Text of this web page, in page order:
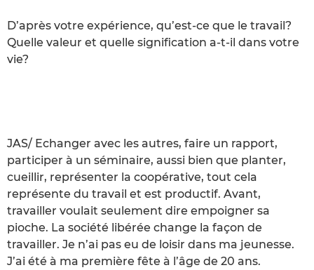
D’après votre expérience, qu’est-ce que le travail?
Quelle valeur et quelle signification a-t-il dans votre
vie?
JAS/ Echanger avec les autres, faire un rapport,
participer à un séminaire, aussi bien que planter,
cueillir, représenter la coopérative, tout cela
représente du travail et est productif. Avant,
travailler voulait seulement dire empoigner sa
pioche. La société libérée change la façon de
travailler. Je n’ai pas eu de loisir dans ma jeunesse.
J’ai été à ma première fête à l’âge de 20 ans.